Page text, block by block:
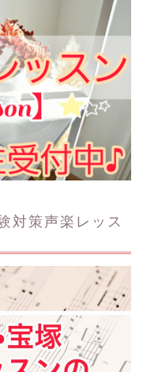
対策声楽レッス